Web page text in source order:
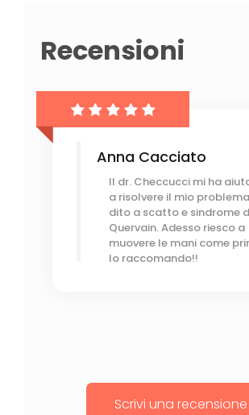
Recensioni
Anna Cacciato
Il dr. Checcucci mi ha
a risolvere il mio
dito a scatto e sindrome
Quervain. Adesso riesco a
muovere le mani come
lo raccomando!!
Scrivi una recensione